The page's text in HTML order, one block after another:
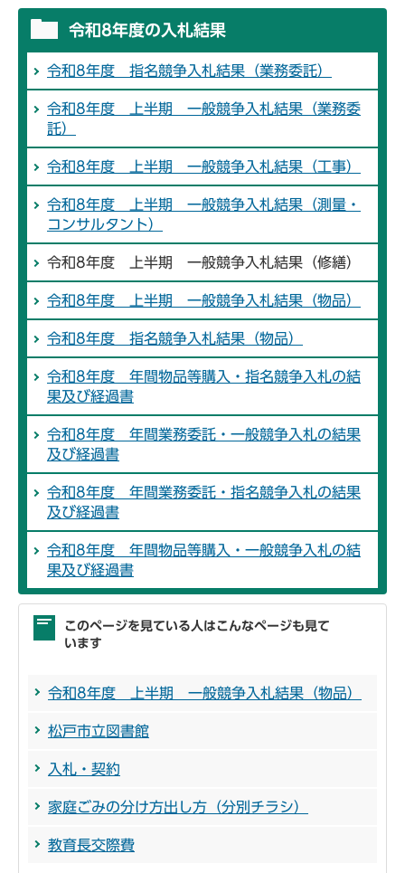
令和8年度の入札結果
令和8年度 指名競争入札結果（業務委託）
令和8年度 上半期 一般競争入札結果（業務委
託）
令和8年度 上半期 一般競争入札結果（工事）
令和8年度 上半期 一般競争入札結果（測量・
コンサルタント）
令和8年度 上半期 一般競争入札結果（修繕）
令和8年度 上半期 一般競争入札結果（物品）
令和8年度 指名競争入札結果（物品）
令和8年度 年間物品等購入・指名競争入札の結
果及び経過書
令和8年度 年間業務委託・一般競争入札の結果
及び経過書
令和8年度 年間業務委託・指名競争入札の結果
及び経過書
令和8年度 年間物品等購入・一般競争入札の結
果及び経過書
このページを見ている人はこんなページも見て
います
令和8年度 上半期 一般競争入札結果（物品）
松戸市立図書館
入札・契約
家庭ごみの分け方出し方（分別チラシ）
教育長交際費